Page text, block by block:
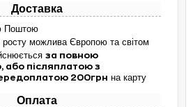
Доставка
Поштою
росту можлива Європою та світом
за повною
або післяплатою з
200грн на карту
Оплата